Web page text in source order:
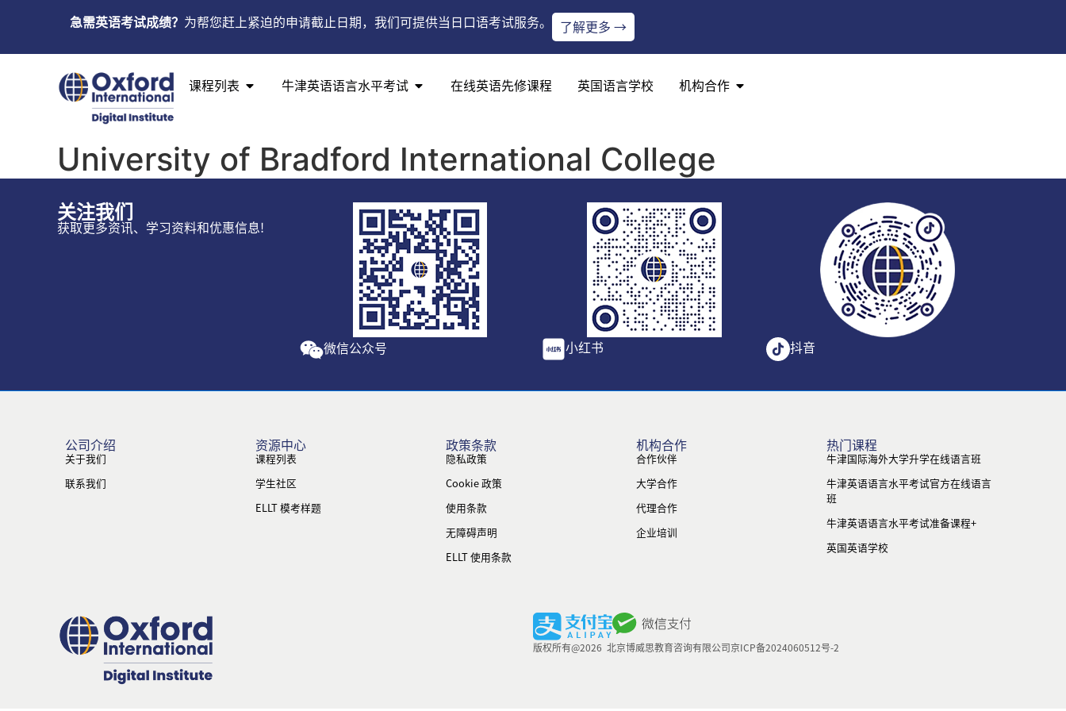
急需英语考试成绩？ 为帮您赶上紧迫的申请截止日期，我们可提供当日口语考试服务。 了解更多 →
课程列表 牛津英语语言水平考试 在线英语先修课程 英国语言学校 机构合作
University of Bradford International College
关注我们
获取更多资讯、学习资料和优惠信息!
微信公众号 小红书 抖音
公司介绍
关于我们
联系我们
资源中心
课程列表
学生社区
ELLT 模考样题
政策条款
隐私政策
Cookie 政策
使用条款
无障碍声明
ELLT 使用条款
机构合作
合作伙伴
大学合作
代理合作
企业培训
热门课程
牛津国际海外大学升学在线语言班
牛津英语语言水平考试官方在线语言
班
牛津英语语言水平考试准备课程+
英国英语学校
版权所有@2026 北京博威思教育咨询有限公司京ICP备2024060512号-2